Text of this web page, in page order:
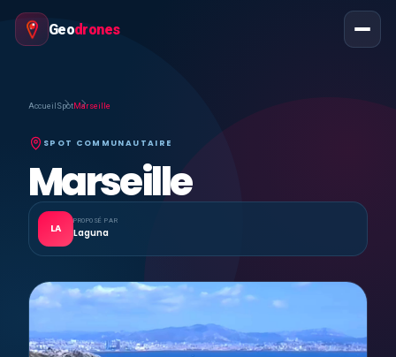
Geodrones
Accueil SpotMarseille
SPOT COMMUNAUTAIRE
Marseille
LA
PROPOSÉ PAR
Laguna